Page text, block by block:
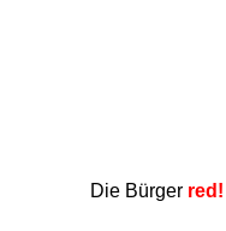
Die Bürger red!